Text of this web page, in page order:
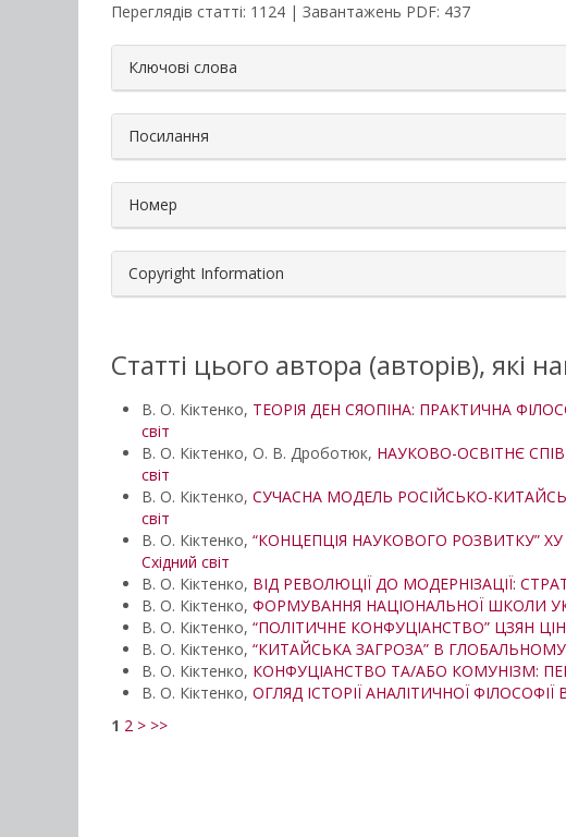
Переглядів статті: 1124 | Завантажень PDF: 437
Ключові слова
Посилання
Номер
Copyright Information
Статті цього автора (авторів), які
В. О. Кіктенко, ТЕОРІЯ ДЕН СЯОПІНА: ПРАКТИЧНА
світ
В. О. Кіктенко, О. В. Дроботюк, НАУКОВО-ОСВІТНЄ
світ
В. О. Кіктенко, СУЧАСНА МОДЕЛЬ РОСІЙСЬКО-
світ
В. О. Кіктенко, “КОНЦЕПЦІЯ НАУКОВОГО РОЗВИТКУ”
Східний світ
В. О. Кіктенко, ВІД РЕВОЛЮЦІЇ ДО МОДЕРНІЗАЦІЇ:
В. О. Кіктенко, ФОРМУВАННЯ НАЦІОНАЛЬНОЇ ШКОЛИ
В. О. Кіктенко, “ПОЛІТИЧНЕ КОНФУЦІАНСТВО” ЦЗЯН
В. О. Кіктенко, “КИТАЙСЬКА ЗАГРОЗА” В
В. О. Кіктенко, КОНФУЦІАНСТВО ТА/АБО КОМУНІЗМ:
В. О. Кіктенко, ОГЛЯД ІСТОРІЇ АНАЛІТИЧНОЇ
1 2 > >>